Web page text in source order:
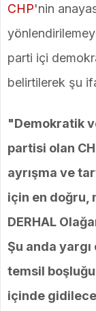
CHP'nin
parti içi
belirtilerek şu
"Demokratik
partisi olan
ayrışma ve
için en doğru,
DERHAL
Şu anda
temsil
içinde